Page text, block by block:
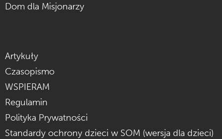
Dom dla Misjonarzy
Artykuły
Czasopismo
WSPIERAM
Regulamin
Polityka Prywatności
Standardy ochrony dzieci w SOM (wersja dla dzieci)